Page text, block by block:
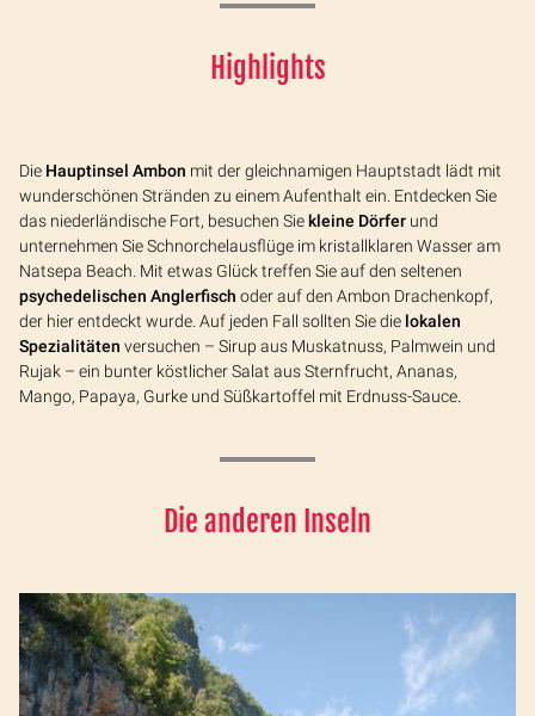
Highlights
Die Hauptinsel Ambon mit der gleichnamigen Hauptstadt lädt mit
wunderschönen Stränden zu einem Aufenthalt ein. Entdecken Sie
das niederländische Fort, besuchen Sie kleine Dörfer und
unternehmen Sie Schnorchelausflüge im kristallklaren Wasser am
Natsepa Beach. Mit etwas Glück treffen Sie auf den seltenen
psychedelischen Anglerfisch oder auf den Ambon Drachenkopf,
der hier entdeckt wurde. Auf jeden Fall sollten Sie die lokalen
Spezialitäten versuchen – Sirup aus Muskatnuss, Palmwein und
Rujak – ein bunter köstlicher Salat aus Sternfrucht, Ananas,
Mango, Papaya, Gurke und Süßkartoffel mit Erdnuss-Sauce.
Die anderen Inseln